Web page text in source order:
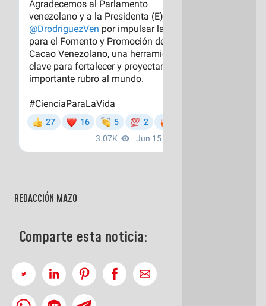
REDACCIÓN MAZO
Comparte esta noticia: